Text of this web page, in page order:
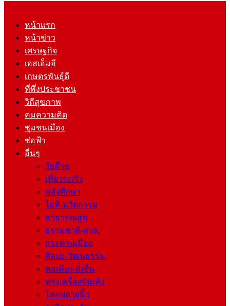
หน้าแรก
หน้าข่าว
เศรษฐกิจ
เอสเอ็มอี
เกษตรพันธุ์ดี
ที่พึ่งประชาชน
วิถีสุขภาพ
คมความคิด
ชุมชนเมือง
ช่อฟ้า
อื่นๆ
วัยต๊าช
เที่ยวระเริง
คลังศึกษา
ไอที-นวัตกรรม
สาธารณสุข
ธรรมชาติ-สวล.
กระดานเมือง
ศิลปะ-วัฒนธรรม
พอเพียง-ยั่งยืน
ทรงเครื่องบันเทิง
โลกปลายนิ้ว